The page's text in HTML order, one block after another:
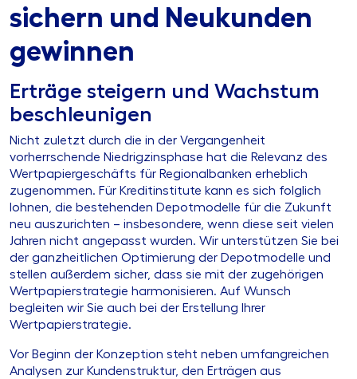
sichern und Neukunden
gewinnen
Erträge steigern und Wachstum
beschleunigen
Nicht zuletzt durch die in der Vergangenheit
vorherrschende Niedrigzinsphase hat die Relevanz des
Wertpapiergeschäfts für Regionalbanken erheblich
zugenommen. Für Kreditinstitute kann es sich folglich
lohnen, die bestehenden Depotmodelle für die Zukunft
neu auszurichten – insbesondere, wenn diese seit vielen
Jahren nicht angepasst wurden. Wir unterstützen Sie bei
der ganzheitlichen Optimierung der Depotmodelle und
stellen außerdem sicher, dass sie mit der zugehörigen
Wertpapierstrategie harmonisieren. Auf Wunsch
begleiten wir Sie auch bei der Erstellung Ihrer
Wertpapierstrategie.
Vor Beginn der Konzeption steht neben umfangreichen
Analysen zur Kundenstruktur, den Erträgen aus